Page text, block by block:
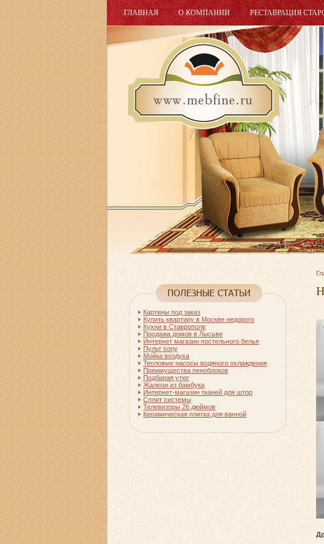
ГЛАВНАЯ О КОМПАНИИ РЕСТАВРАЦИЯ
Картины под заказ
Купить квартиру в Москве недорого
Кухни в Ставрополе
Продажа домов в Лысьве
Интернет магазин постельного белья
Пульт sony
Мойка воздуха
Тепловые насосы водяного охлаждения
Преимущества пеноблоков
Подбирая утюг
Жалюзи из бамбука
Интернет-магазин тканей для штор
Сплит системы
Телевизоры 26 дюймов
Керамическая плитка для ванной